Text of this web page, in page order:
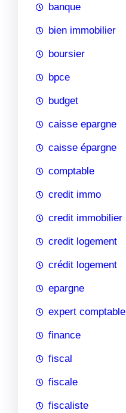
banque
bien immobilier
boursier
bpce
budget
caisse epargne
caisse épargne
comptable
credit immo
credit immobilier
credit logement
crédit logement
epargne
expert comptable
finance
fiscal
fiscale
fiscaliste